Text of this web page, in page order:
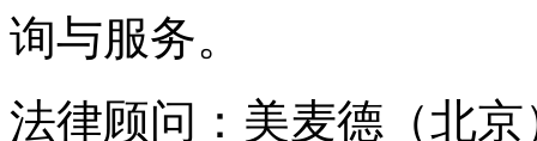
询与服务。
法律顾问：美麦德（北